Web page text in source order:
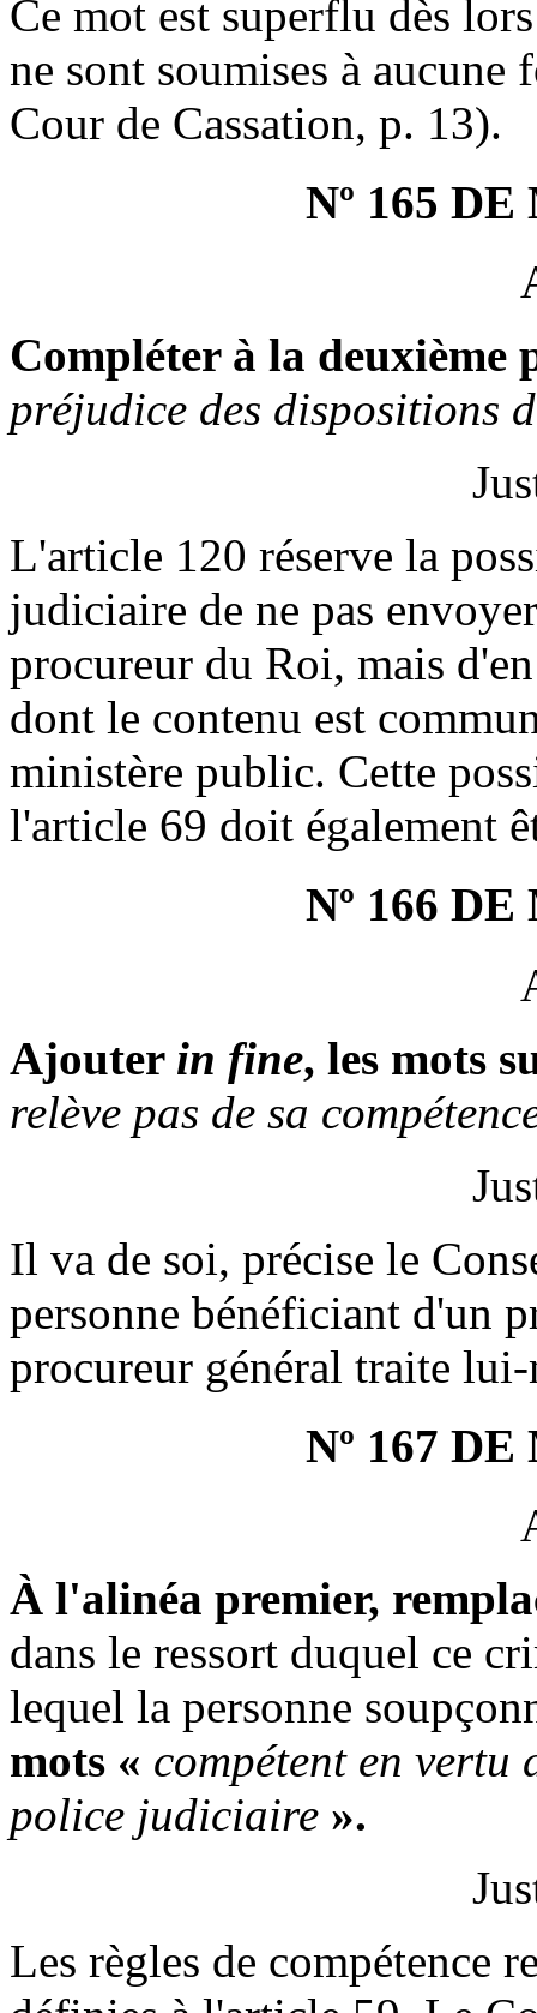
Ce mot est superflu dès
ne sont soumises à
Cour de Cassation, p. 13).
Nº 165
Compléter à la deuxième
préjudice des dispositions
L'article 120 réserve la
judiciaire de ne pas
procureur du Roi, mais
dont le contenu est
ministère public. Cette
l'article 69 doit également
Nº 166
Ajouter in fine, les mots
relève pas de sa
Il va de soi, précise le
personne bénéficiant d'un
procureur général traite
Nº 167
À l'alinéa premier,
dans le ressort duquel ce
lequel la personne
mots « compétent en
police judiciaire ».
Les règles de compétence